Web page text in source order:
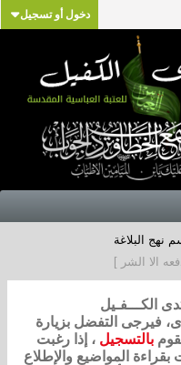
دخول أو تسجيل
نهج البلاغة
الا الشر ]
الكـــفـيل
فيرجى التفضل بزيارة
بالتسجيل ، إذا رغبت
بقراءة المواضيع والإطلاع